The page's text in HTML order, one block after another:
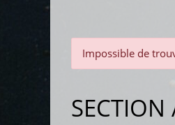
Impossible de
SECTION